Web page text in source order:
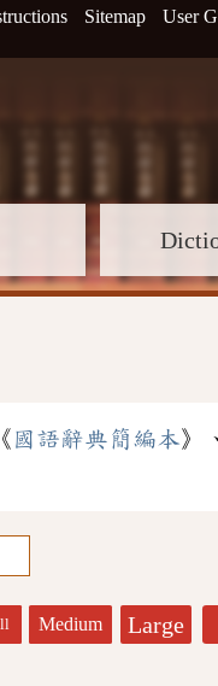
Sitemap User
國語辭典簡編本》
Medium Large